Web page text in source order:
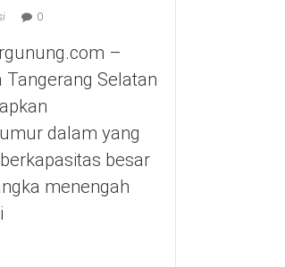
0
–
Tangerang Selatan
dalam yang
besar
menengah